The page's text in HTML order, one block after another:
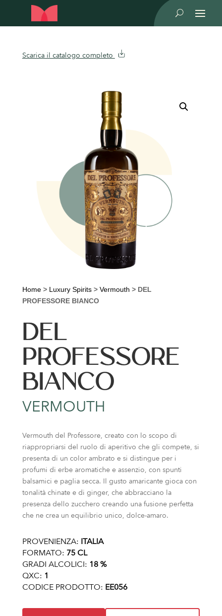
U
Scarica il catalogo completo
Home> Luxury Spirits> Vermouth > DEL
PROFESSORE BIANCO
DEL
PROFESSORE
BIANCO
VERMOUTH
Vermouth del Professore, creato con lo scopo di
riappropriarsi del ruolo di aperitivo che gli compete, si
presenta di un color ambrato e si distingue per i
profumi di erbe aromatiche e assenzio, con spunti
balsamici e paglia secca. Il gusto amaricante gioca con
tonalità chinate e di ginger, che abbracciano la
presenza dello zucchero creando una fusione perfetta
che ne crea un equilibrio unico, dolce-amaro.
PROVENIENZA: ITALIA
FORMATO: 75 CL
GRADI ALCOLICI: 18 %
QXC: 1
CODICE PRODOTTO: EE056